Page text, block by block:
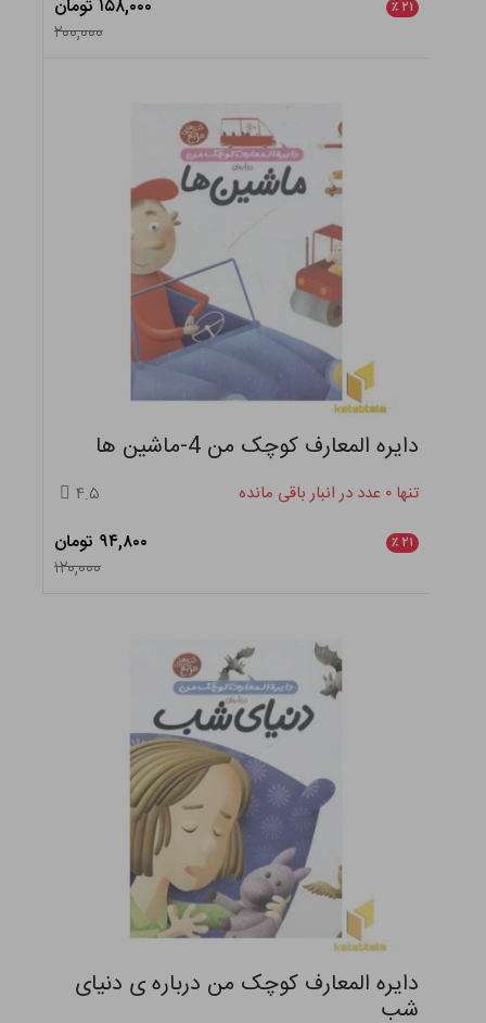
۲۱ ٪
۱۵۸,۰۰۰ تومان
۲۰۰,۰۰۰
دایره المعارف کوچک من 4-ماشین ها
تنها ۰ عدد در انبار باقی مانده ۴.۵
۲۱ ٪
۹۴,۸۰۰ تومان
۱۲۰,۰۰۰
دایره المعارف کوچک من درباره ی دنیای
شب